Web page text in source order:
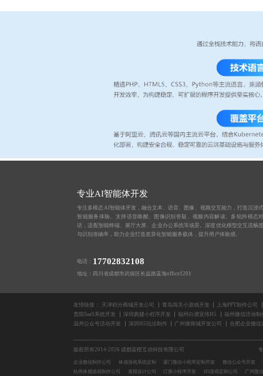
专业AI智能体开发
专注多模态AI智能体开发，融合文本、语音、图像、视频交互能力，打造沉浸
智能服务体验。支持语音唤醒、图像识别答疑、视频内容解读、多轮跨模态
话，适配智能终端、展厅大屏、企业办公系统等场景。深度优化模型交互流畅
与识别准确率，助力企业打造差异化智能服务载体，提升用户体验感。
电话： 17702832108
地址：四川省成都市武侯区长益路蓝海office1201
友情链接： 天津积分商城开发公司 青岛闯关小游戏开发
上海PPT制作公司
贵阳SaaS系统开发
深圳跑腿小程序开发 福州白酒宣传H5
福州微信活动制
温州公众号活动开发
深圳H5玩法制作 广州微商城开发公司 合肥企业微信
版权所有2014-2026 成都蓝橙互动科技有限公司
企业微信制作公司 体感游戏系统定制 厦门微信小程序定制开发 微信公众号开发
杭州体感游戏制作公司
喜报设计公司 订票小程序开发 H5游戏定制公司 广州微